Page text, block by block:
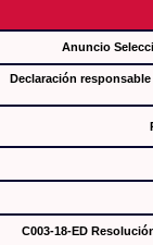
Anuncio
Declaración
C003-18-ED